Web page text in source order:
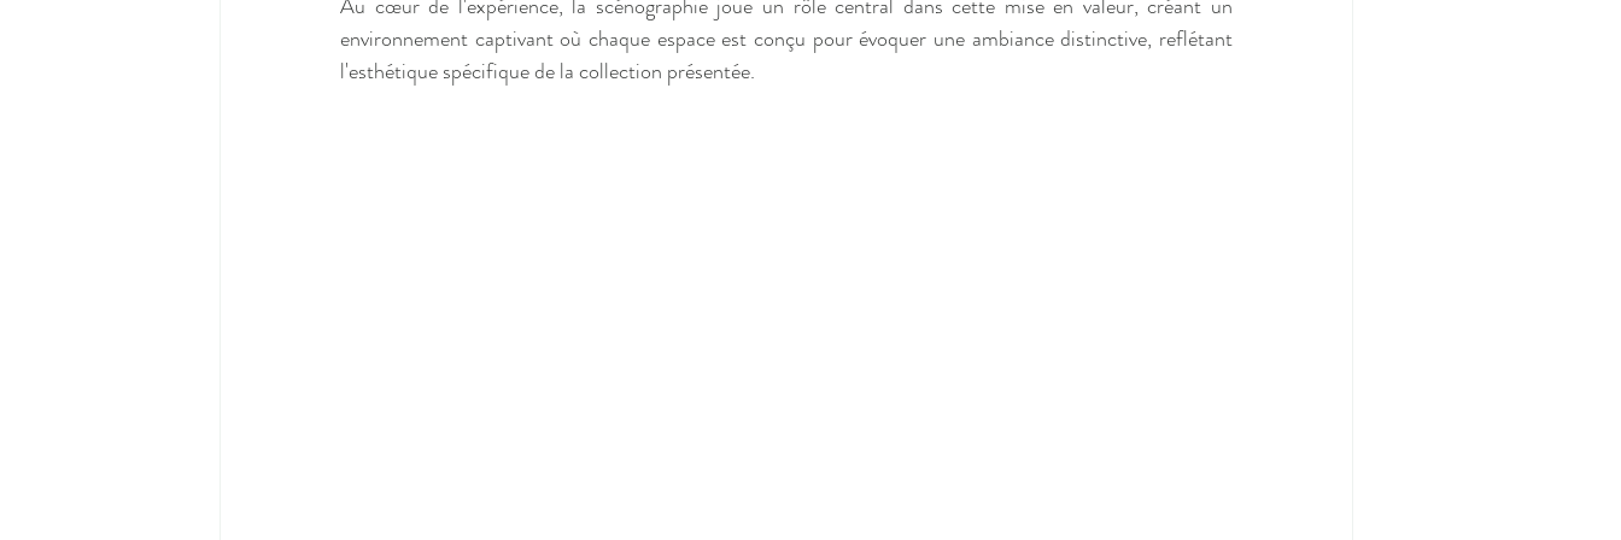
environnement captivant où chaque espace est conçu pour évoquer une ambiance distinctive, reflétant
l'esthétique spécifique de la collection présentée.